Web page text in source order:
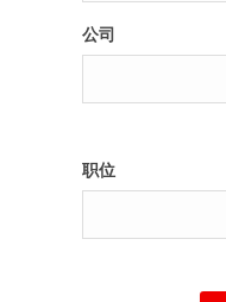
公司
职位